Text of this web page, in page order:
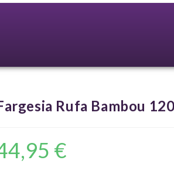
Rufa Bambou
€